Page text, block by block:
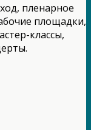
пленарное
площадки,
классы,